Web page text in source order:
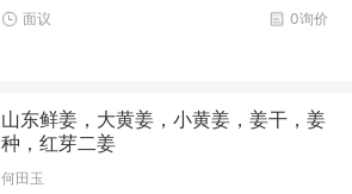
0询价
面议
山东鲜姜，大黄姜，小黄姜，姜干，姜
种，红芽二姜
何田玉